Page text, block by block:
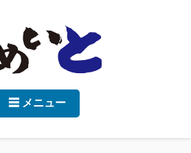
☰ メニュー